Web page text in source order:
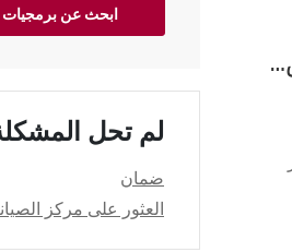
[تلفزيون إل جي] كيف يمكنني تغيير لغة التلفزيون الخاص بي؟
ابحث عن برمجيات
لم تحل
ضمان
العثور على مركز